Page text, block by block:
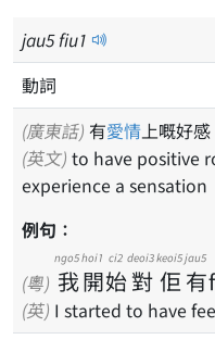
jau5fiu1
動詞
(廣東話) 有愛情上嘅好感
(英文)
experience a sensation
例句：
(粵) 我
ngo5
開
hoi1
始
ci2
對
deoi3
佢
keoi5
有
jau5
(英) I started to have